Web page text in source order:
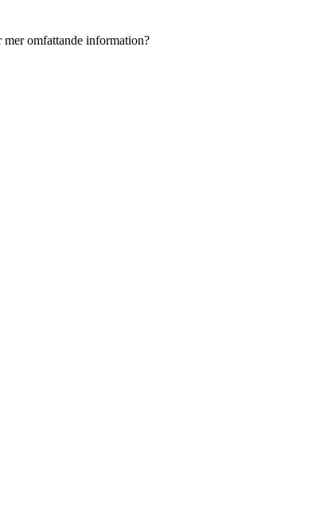
omfattande information?